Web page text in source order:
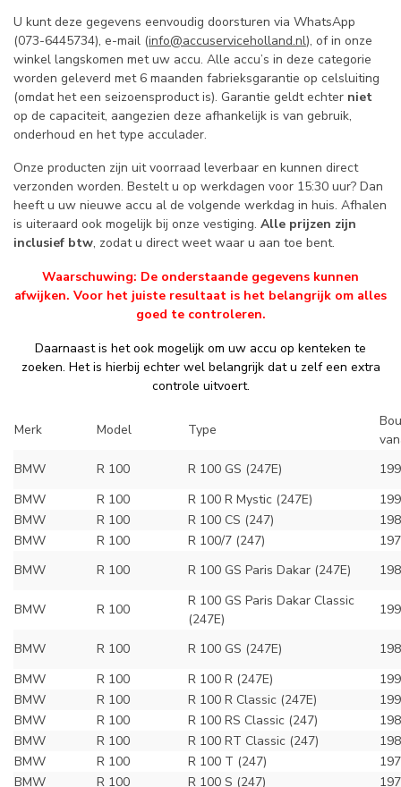
U kunt deze gegevens eenvoudig doorsturen via WhatsApp
(073-6445734), e-mail (info@accuserviceholland.nl), of in onze
winkel langskomen met uw accu. Alle accu’s in deze categorie
worden geleverd met 6 maanden fabrieksgarantie op celsluiting
(omdat het een seizoensproduct is). Garantie geldt echter niet
op de capaciteit, aangezien deze afhankelijk is van gebruik,
onderhoud en het type acculader.
Onze producten zijn uit voorraad leverbaar en kunnen direct
verzonden worden. Bestelt u op werkdagen voor 15:30 uur? Dan
heeft u uw nieuwe accu al de volgende werkdag in huis. Afhalen
is uiteraard ook mogelijk bij onze vestiging. Alle prijzen zijn
inclusief btw, zodat u direct weet waar u aan toe bent.
Waarschuwing: De onderstaande gegevens kunnen
afwijken. Voor het juiste resultaat is het belangrijk om alles
goed te controleren.
Daarnaast is het ook mogelijk om uw accu op kenteken te
zoeken. Het is hierbij echter wel belangrijk dat u zelf een extra
controle uitvoert.
Merk Model Type
BMW
R 100 R 100 GS (247E)
BMW
R 100 R 100 R Mystic (247E)
BMW
R 100 R 100 CS (247)
BMW
R 100 R 100/7 (247)
BMW
R 100 R 100 GS Paris Dakar (247E)
BMW R 100
R 100 GS Paris Dakar Classic
(247E)
BMW R 100 R 100 GS (247E)
BMW
R 100 R 100 R (247E)
BMW
R 100 R 100 R Classic (247E)
BMW
R 100 R 100 RS Classic (247)
BMW
R 100 R 100 RT Classic (247)
BMW
R 100 R 100 T (247)
BMW
R 100 R 100 S (247)